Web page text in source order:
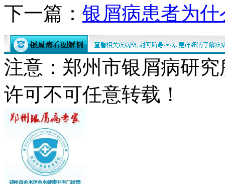
下一篇： 银屑病患者为
注意：郑州市银屑病研
许可不可任意转载！